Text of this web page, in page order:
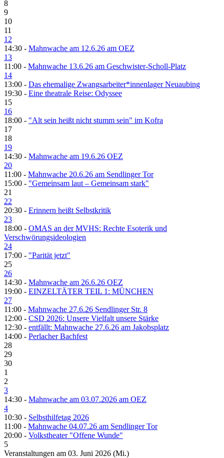
8
9
10
11
12
14:30 - Mahnwache am 12.6.26 am OEZ
13
11:00 - Mahnwache 13.6.26 am Geschwister-Scholl-Platz
14
13:00 - Das ehemalige Zwangsarbeiter*innenlager Neuaubing
19:30 - Eine theatrale Reise: Odyssee
15
16
18:00 - "Alt sein heißt nicht stumm sein" im Kofra
17
18
19
14:30 - Mahnwache am 19.6.26 OEZ
20
11:00 - Mahnwache 20.6.26 am Sendlinger Tor
15:00 - "Gemeinsam laut – Gemeinsam stark"
21
22
20:30 - Erinnern heißt Selbstkritik
23
18:00 - OMAS an der MVHS: Rechte Esoterik und
Verschwörungsideologien
24
17:00 - "Parität jetzt"
25
26
14:30 - Mahnwache am 26.6.26 OEZ
19:00 - EINZELTÄTER TEIL 1: MÜNCHEN
27
11:00 - Mahnwache 27.6.26 Sendlinger Str. 8
12:00 - CSD 2026: Unsere Vielfalt unsere Stärke
12:30 - entfällt: Mahnwache 27.6.26 am Jakobsplatz
14:00 - Perlacher Bachfest
28
29
30
1
2
3
14:30 - Mahnwache am 03.07.2026 am OEZ
4
10:30 - Selbsthilfetag 2026
11:00 - Mahnwache 04.07.26 am Sendlinger Tor
20:00 - Volkstheater "Offene Wunde"
5
Veranstaltungen am 03. Juni 2026 (Mi.)